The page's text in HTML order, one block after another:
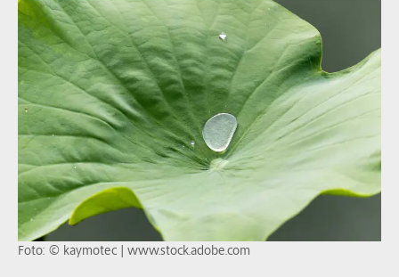
Foto: © kaymotec | www.stock.adobe.com